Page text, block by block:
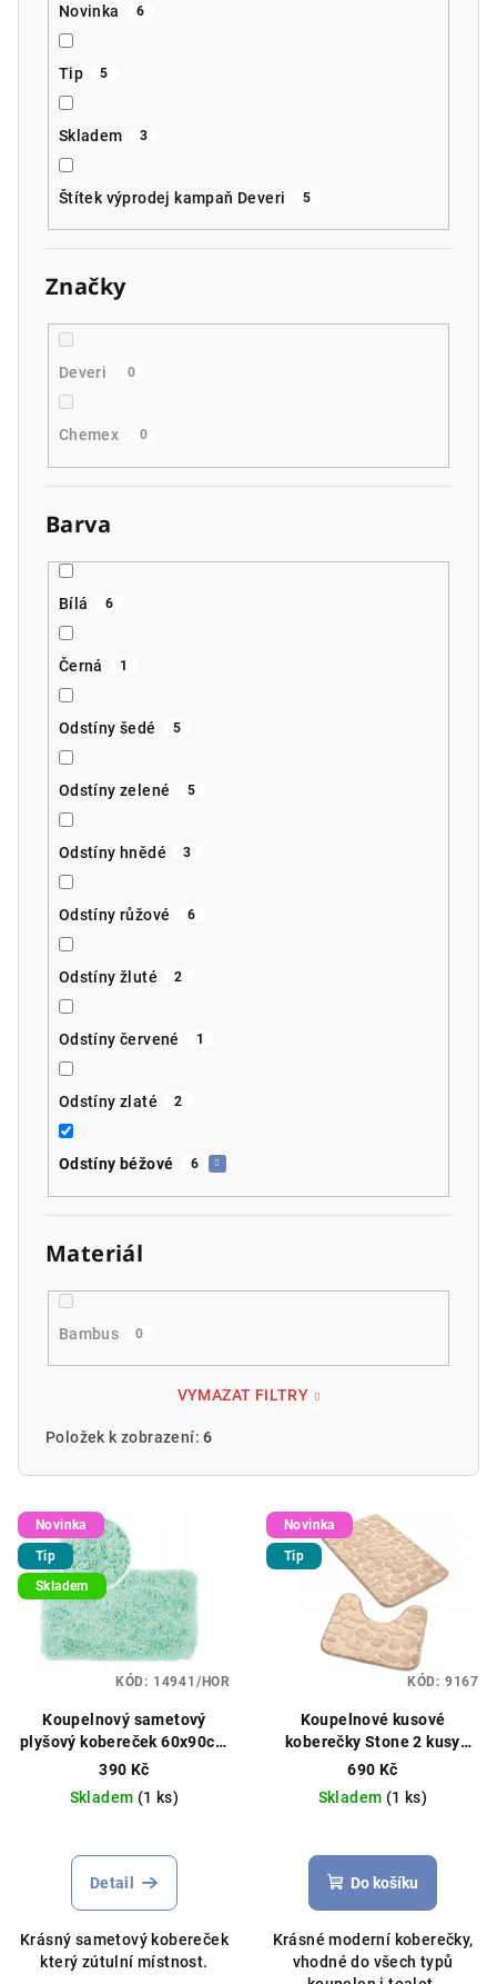
Novinka 6
Tip 5
Skladem 3
Štítek výprodej kampaň Deveri 5
Značky
Deveri 0
Chemex 0
Barva
Bílá 6
Černá 1
Odstíny šedé 5
Odstíny zelené 5
Odstíny hnědé 3
Odstíny růžové 6
Odstíny žluté 2
Odstíny červené 1
Odstíny zlaté 2
Odstíny béžové 6
Materiál
Bambus 0
VYMAZAT FILTRY
Položek k zobrazení:6
V
ý
p
d
Novinka
Tip
Skladem
Koupelnový sametový
plyšový kobereček 60x90cm
různé barvy
390 Kč
Skladem (1 ks)
Detail
Krásný sametový kobereček
který zútulní místnost.
KÓD: 14941/HOR
Novinka
Tip
Koupelnové kusové
koberečky Stone 2 kusy
80x50/40x50cm bežový
690 Kč
Skladem (1 ks)
Do košíku
Krásné moderní koberečky,
vhodné do všech typů
KÓD: 9167